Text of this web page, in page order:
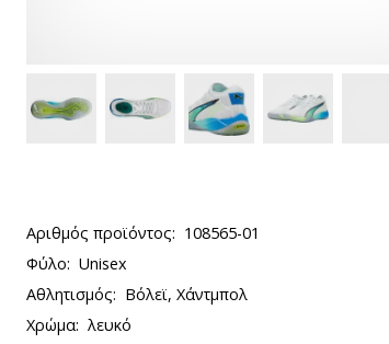
Αριθμός προϊόντος: 108565-01
Φύλο: Unisex
Αθλητισμός: Βόλεϊ, Χάντμπολ
Χρώμα: λευκό